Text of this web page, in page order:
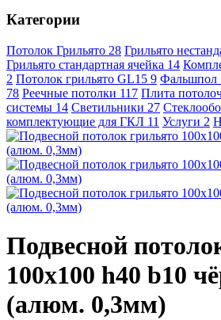
Категории
Потолок Грильято 28 Грильято
Грильято стандартная ячейка 14
2 Потолок грильято GL15 9 Фальшпол
78 Реечные потолки 117 Плита
системы 14 Светильники 27
комплектующие для ГКЛ 11 Услуги 2
Подвесной
100x100 h40 b10
(алюм. 0,3мм)